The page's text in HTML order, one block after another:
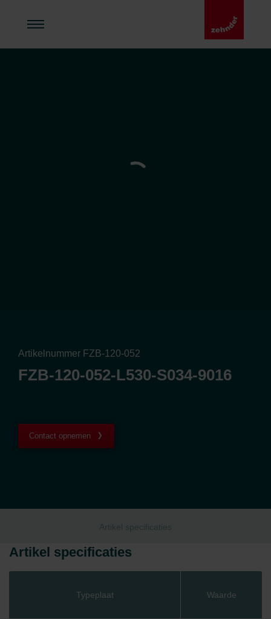
Artikelnummer FZB-120-052
FZB-120-052-L530-S034-9016
Contact opnemen
Artikel specificaties
Artikel specificaties
Typeplaat Waarde